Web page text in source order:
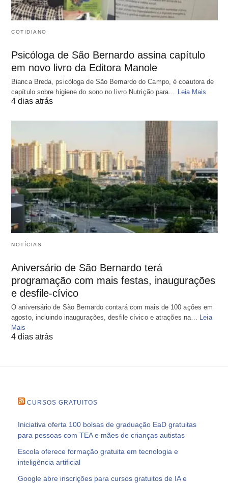
COTIDIANO
Psicóloga de São Bernardo assina capítulo
em novo livro da Editora Manole
Bianca Breda, psicóloga de São Bernardo do Campo, é coautora de
capítulo sobre higiene do sono no livro Nutrição para… Leia Mais
4 dias atrás
NOTÍCIAS
Aniversário de São Bernardo terá
programação com mais festas, inaugurações
e desfile-cívico
O aniversário de São Bernardo contará com mais de 100 ações em
agosto, incluindo inaugurações, desfile cívico e atrações na…
Leia
Mais
4 dias atrás
CURSOS GRATUITOS
Iniciativa oferta 100 bolsas de graduação EaD gratuitas
para pessoas com TEA e mães de crianças autistas
Escola oferece formação gratuita em tecnologia e
inteligência artificial
Google abre inscrições para cursos gratuitos de IA e